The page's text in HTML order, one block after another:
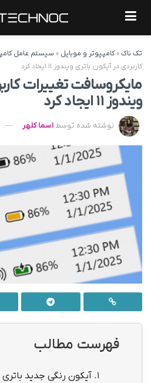
تک ناک»کامپیوتر و موبایل » سیستم عامل
کاربردی در آیکون باتری ویندوز ۱۱ ایجاد کرد
مایکروسافت تغییرات
ویندوز ۱۱ ایجاد کرد
نوشته شده توسط اسما کلهر
فهرست مطالب
1. آیکون رنگی جدید باتری